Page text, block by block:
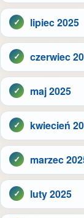
lipiec 2025
czerwiec
maj 2025
kwiecień
marzec
luty 2025